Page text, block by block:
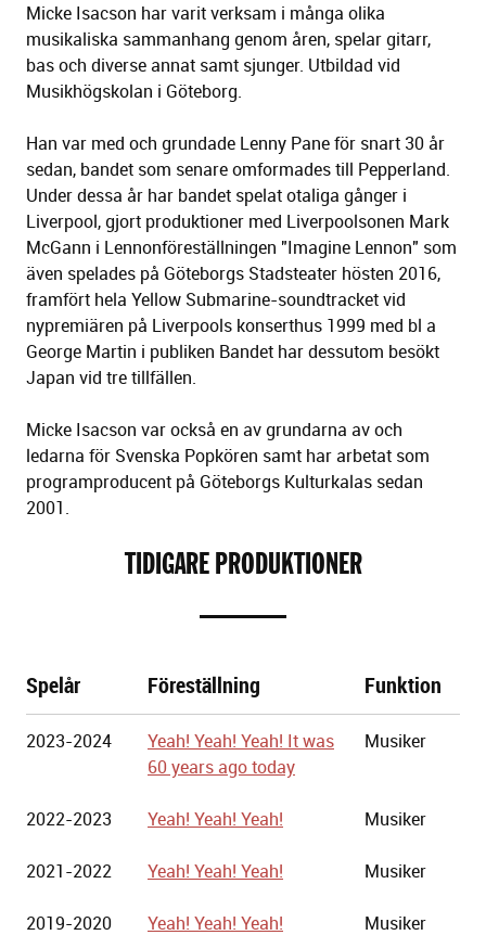
Micke Isacson har varit verksam i många olika
musikaliska sammanhang genom åren, spelar gitarr,
bas och diverse annat samt sjunger. Utbildad vid
Musikhögskolan i Göteborg.
Han var med och grundade Lenny Pane för snart 30 år
sedan, bandet som senare omformades till Pepperland.
Under dessa år har bandet spelat otaliga gånger i
Liverpool, gjort produktioner med Liverpoolsonen Mark
McGann i Lennonföreställningen "Imagine Lennon" som
även spelades på Göteborgs Stadsteater hösten 2016,
framfört hela Yellow Submarine-soundtracket vid
nypremiären på Liverpools konserthus 1999 med bl a
George Martin i publiken Bandet har dessutom besökt
Japan vid tre tillfällen.
Micke Isacson var också en av grundarna av och
ledarna för Svenska Popkören samt har arbetat som
programproducent på Göteborgs Kulturkalas sedan
2001.
TIDIGARE PRODUKTIONER
Göteborgs
Stadsteater
Spelår Föreställning Funktion
2023-2024
Yeah! Yeah! Yeah! It was
60 years ago today
Musiker
2022-2023 Yeah! Yeah! Yeah! Musiker
2021-2022 Yeah! Yeah! Yeah! Musiker
2019-2020 Yeah! Yeah! Yeah! Musiker